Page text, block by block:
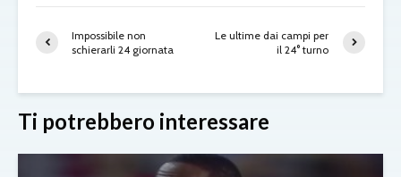
Impossibile non
schierarli 24 giornata
Le ultime dai campi per
il 24° turno
Ti potrebbero interessare